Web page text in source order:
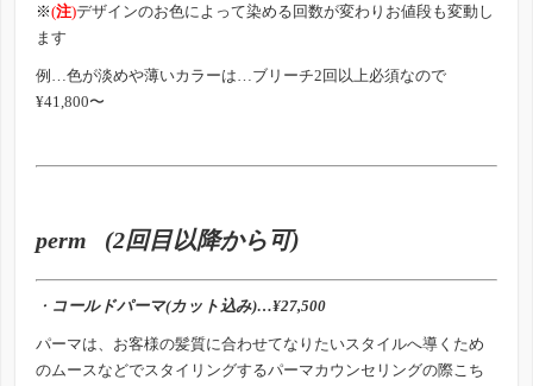
※(注)デザインのお色によって染める回数が変わりお値段も変動し
ます
例…色が淡めや薄いカラーは…ブリーチ2回以上必須なので
¥41,800〜
perm (2回目以降から可)
・ コールドパーマ(カット込み)…¥27,500
パーマは、お客様の髪質に合わせてなりたいスタイルへ導くため
のムースなどでスタイリングするパーマカウンセリングの際こち